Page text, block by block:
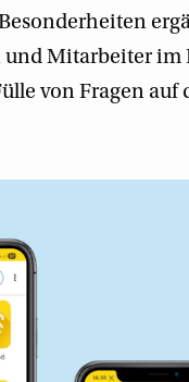
Mitarbeiter im
von Fragen